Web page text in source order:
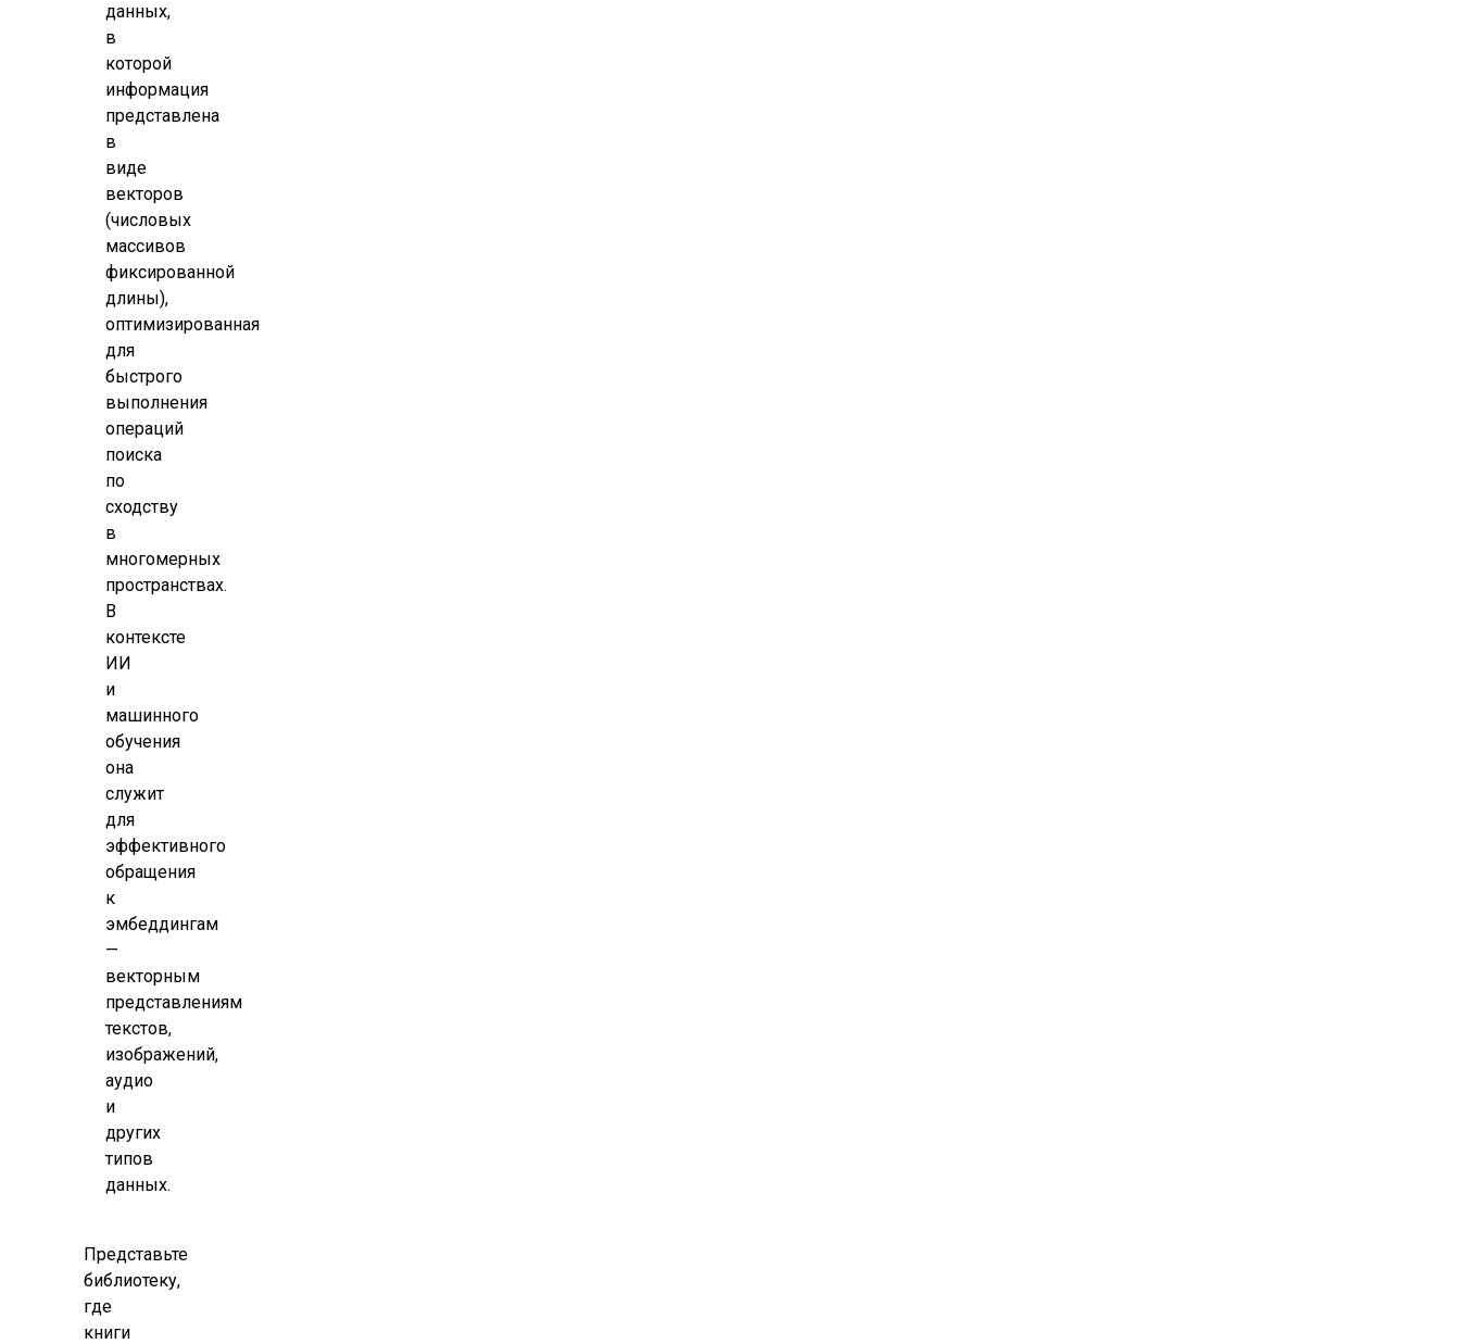
данных,
в
которой
информация
представлена
в
виде
векторов
(числовых
массивов
фиксированной
длины),
оптимизированная
для
быстрого
выполнения
операций
поиска
по
сходству
в
многомерных
пространствах.
В
контексте
ИИ
и
машинного
обучения
она
служит
для
эффективного
обращения
к
эмбеддингам
—
векторным
представлениям
текстов,
изображений,
аудио
и
других
типов
данных.
Представьте
библиотеку,
где
книги